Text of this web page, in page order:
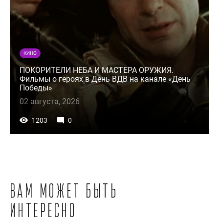
КИНО
ПОКОРИТЕЛИ НЕБА И МАСТЕРА ОРУЖИЯ.
Фильмы о героях в День ВДВ на канале «День
Победы»
02 августа, 2026
1203 0
Вам может быть
интересно